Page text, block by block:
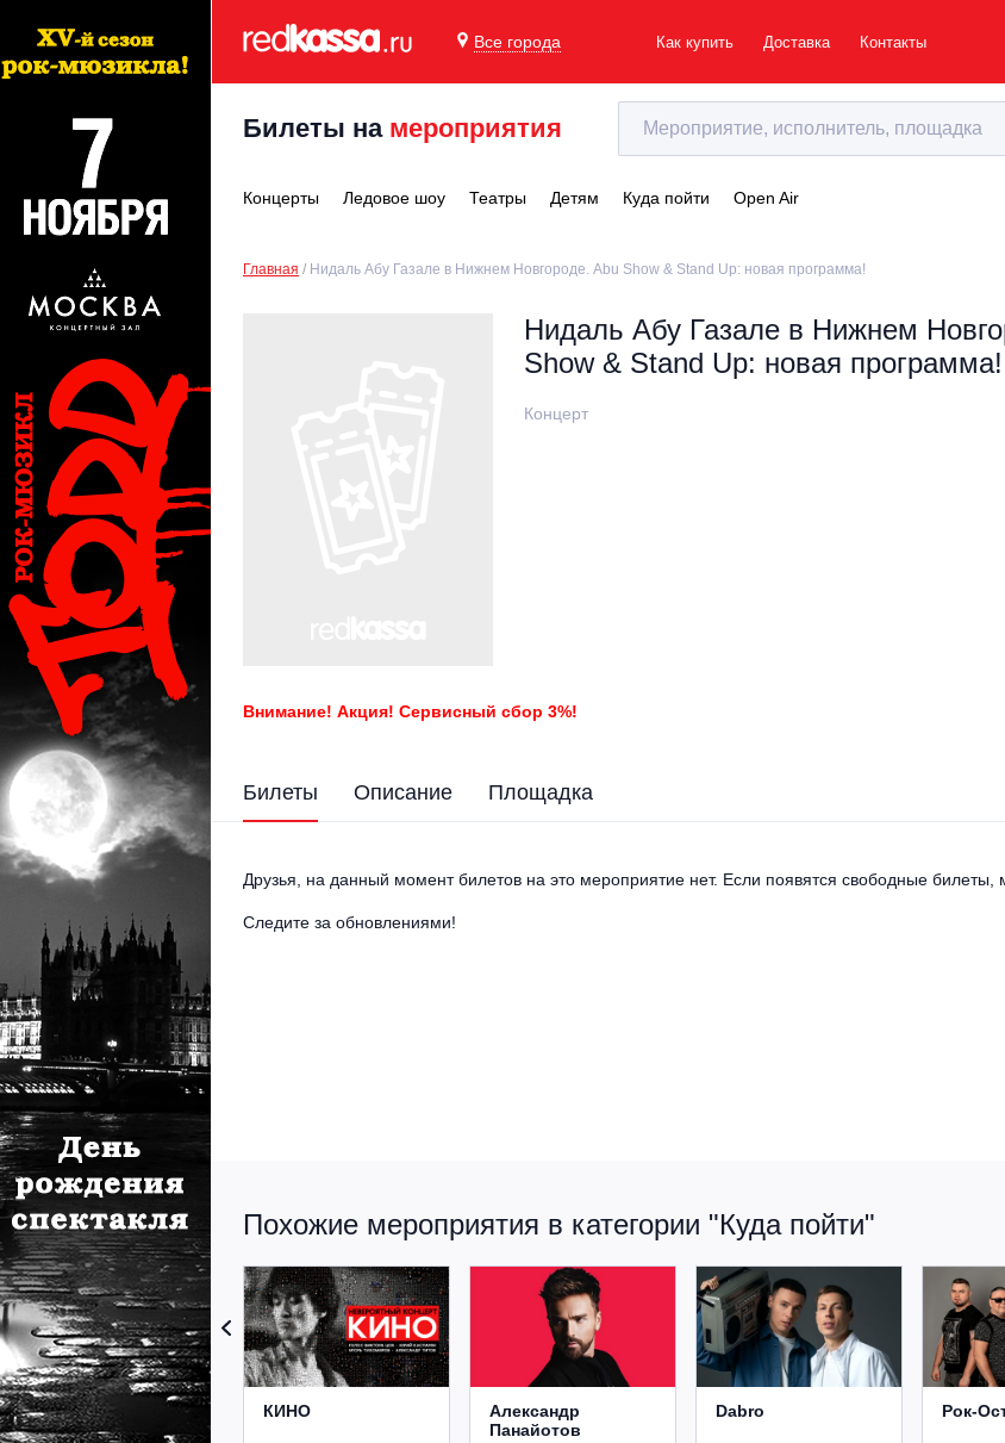
Все города Как купить Доставка Контакты
Билеты на мероприятия
Концерты Ледовое шоу Театры Детям Куда пойти Open Air
Главная Нидаль Абу Газале в Нижнем Новгороде. Abu Show & Stand Up: новая программа!
Нидаль Абу Газале в Нижнем
Show & Stand Up: новая программа!
Концерт
Внимание! Акция! Сервисный сбор 3%!
Билеты Описание Площадка
Друзья, на данный момент билетов на это мероприятие нет. Если появятся свободные билеты,
Следите за обновлениями!
Похожие мероприятия в категории "Куда пойти"
КИНО
Александр
Панайотов
Dabro Рок-